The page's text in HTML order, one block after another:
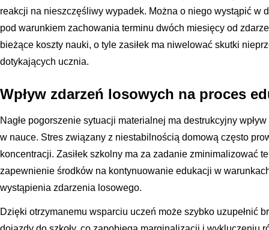
reakcji na nieszczęśliwy wypadek. Można o niego wystąpić w
pod warunkiem zachowania terminu dwóch miesięcy od
bieżące koszty nauki, o tyle zasiłek ma niwelować skutki
dotykających ucznia.
Wpływ zdarzeń losowych na proces
Nagłe pogorszenie sytuacji materialnej ma destrukcyjny
w nauce. Stres związany z niestabilnością domową często
koncentracji. Zasiłek szkolny ma za zadanie zminimalizować
zapewnienie środków na kontynuowanie edukacji w
wystąpienia zdarzenia losowego.
Dzięki otrzymanemu wsparciu uczeń może szybko uzupełnić